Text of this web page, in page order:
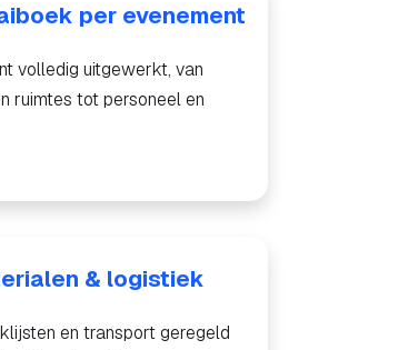
per evenement
volledig uitgewerkt, van
ruimtes tot personeel en
& logistiek
en transport geregeld